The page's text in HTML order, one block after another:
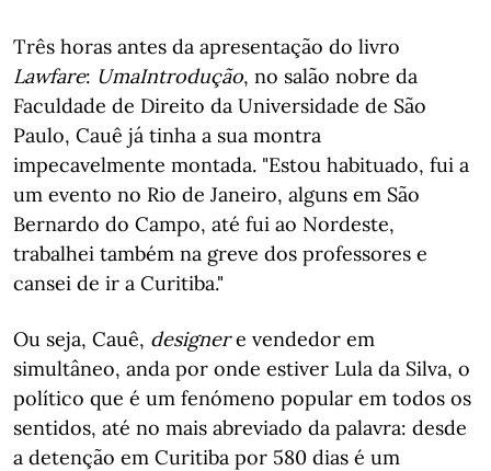
Três horas antes da apresentação do livro
Lawfare: UmaIntrodução, no salão nobre da
Faculdade de Direito da Universidade de São
Paulo, Cauê já tinha a sua montra
impecavelmente montada. "Estou habituado, fui a
um evento no Rio de Janeiro, alguns em São
Bernardo do Campo, até fui ao Nordeste,
trabalhei também na greve dos professores e
cansei de ir a Curitiba."
Ou seja, Cauê, designere vendedor em
simultâneo, anda por onde estiver Lula da Silva, o
político que é um fenómeno popular em todos os
sentidos, até no mais abreviado da palavra: desde
a detenção em Curitiba por 580 dias é um